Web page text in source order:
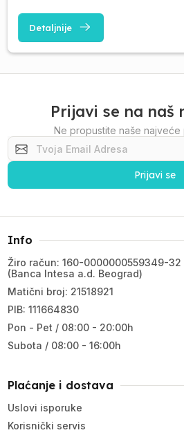
Detaljnije
Prijavi se na naš
Ne propustite naše najveće
Prijavi se
Info
Žiro račun: 160-0000000559349-32
(Banca Intesa a.d. Beograd)
Matični broj: 21518921
PIB: 111664830
Pon - Pet / 08:00 - 20:00h
Subota / 08:00 - 16:00h
Plaćanje i dostava
Uslovi isporuke
Korisnički servis